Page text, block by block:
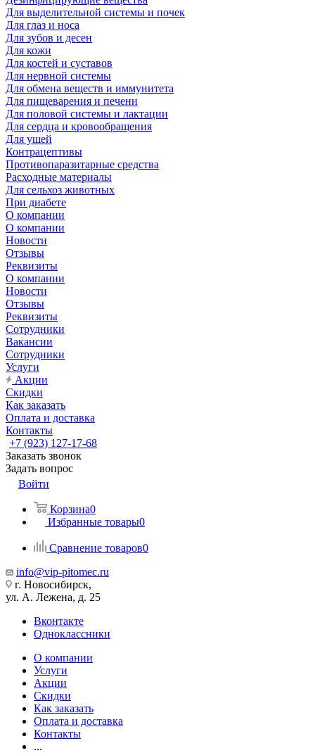
Для выделительной системы и почек
Для глаз и носа
Для зубов и десен
Для кожи
Для костей и суставов
Для нервной системы
Для обмена веществ и иммунитета
Для пищеварения и печени
Для половой системы и лактации
Для сердца и кровообращения
Для ушей
Контрацептивы
Противопаразитарные средства
Расходные материалы
Для сельхоз животных
При диабете
О компании
О компании
Новости
Отзывы
Реквизиты
О компании
Новости
Отзывы
Реквизиты
Сотрудники
Вакансии
Сотрудники
Услуги
Акции
Скидки
Как заказать
Оплата и доставка
Контакты
+7 (923) 127-17-68
Заказать звонок
Задать вопрос
Войти
Корзина0
Избранные товары0
Сравнение товаров0
info@vip-pitomec.ru
г. Новосибирск,
ул. А. Лежена, д. 25
Вконтакте
Одноклассники
О компании
Услуги
Акции
Скидки
Как заказать
Оплата и доставка
Контакты
...